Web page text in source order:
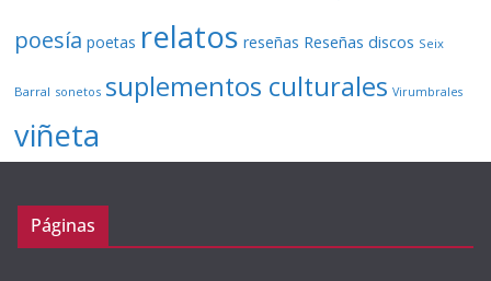
poesía poetas relatos reseñas Reseñas discos Seix
Barral sonetos suplementos culturales Virumbrales
viñeta
Páginas